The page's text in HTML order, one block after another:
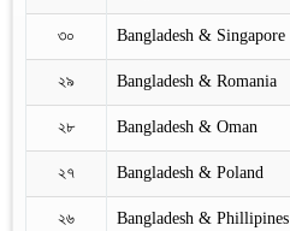
৩০ Bangladesh & Singapore
২৯ Bangladesh & Romania
২৮ Bangladesh & Oman
২৭ Bangladesh & Poland
২৬ Bangladesh & Phillipines